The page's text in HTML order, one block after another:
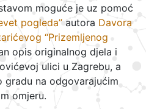
moguće je uz pomoć
pogleda” autora Davora
“Prizemljenog
opis originalnog djela i
ulici u Zagrebu, a
gradu na odgovarajućim
omjeru.